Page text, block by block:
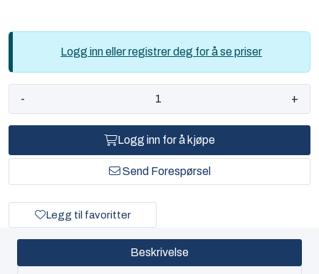
Logg inn eller registrer deg for å se priser
- +
Logg inn for å kjøpe
Send Forespørsel
Legg til favoritter
Beskrivelse